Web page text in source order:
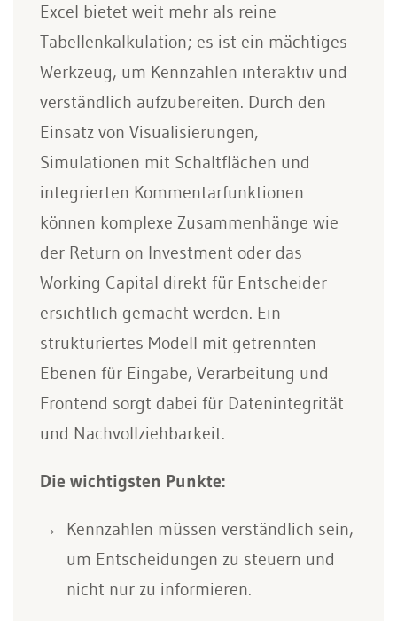
Excel bietet weit mehr als reine
Tabellenkalkulation; es ist ein mächtiges
Werkzeug, um Kennzahlen interaktiv und
verständlich aufzubereiten. Durch den
Einsatz von Visualisierungen,
Simulationen mit Schaltflächen und
integrierten Kommentarfunktionen
können komplexe Zusammenhänge wie
der Return on Investment oder das
Working Capital direkt für Entscheider
ersichtlich gemacht werden. Ein
strukturiertes Modell mit getrennten
Ebenen für Eingabe, Verarbeitung und
Frontend sorgt dabei für Datenintegrität
und Nachvollziehbarkeit.
Die wichtigsten Punkte:
Kennzahlen müssen verständlich sein,
um Entscheidungen zu steuern und
nicht nur zu informieren.